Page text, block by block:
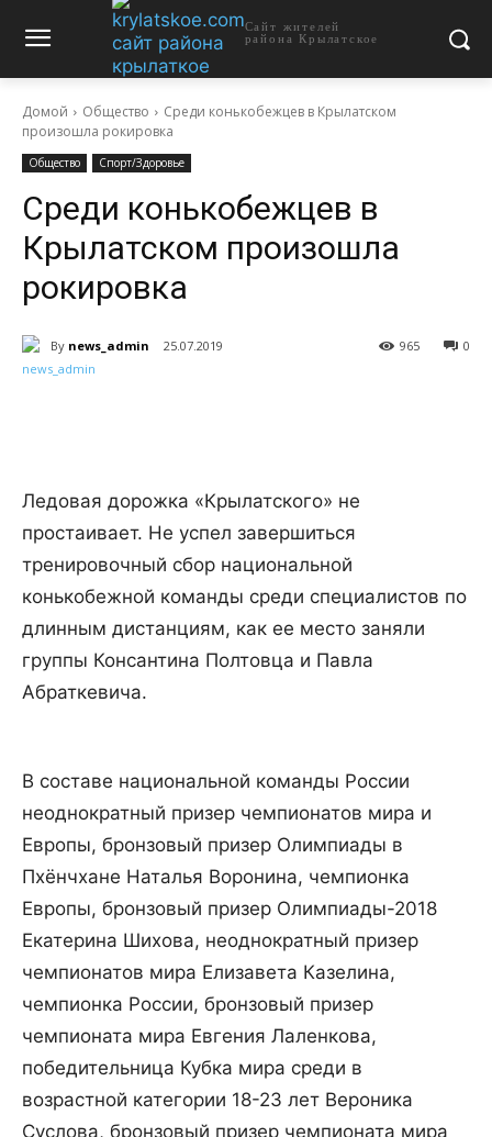
Сайт жителей
района Крылатское
Домой Общество
Среди конькобежцев в Крылатском
произошла рокировка
Общество Спорт/Здоровье
Среди конькобежцев в
Крылатском произошла
рокировка
By news_admin 25.07.2019 0
965
Ледовая дорожка «Крылатского» не
простаивает. Не успел завершиться
тренировочный сбор национальной
конькобежной команды среди специалистов по
длинным дистанциям, как ее место заняли
группы Консантина Полтовца и Павла
Абраткевича.
В составе национальной команды России
неоднократный призер чемпионатов мира и
Европы, бронзовый призер Олимпиады в
Пхёнчхане Наталья Воронина, чемпионка
Европы, бронзовый призер Олимпиады-2018
Екатерина Шихова, неоднократный призер
чемпионатов мира Елизавета Казелина,
чемпионка России, бронзовый призер
чемпионата мира Евгения Лаленкова,
победительница Кубка мира среди в
возрастной категории 18-23 лет Вероника
Суслова, бронзовый призер чемпионата мира